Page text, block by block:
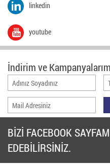
linkedin
youtube
İndirim ve
BİZİ FACEBOOK
EDEBİLİRSİNİZ.